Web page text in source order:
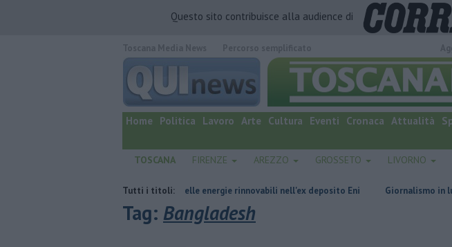
Questo sito contribuisce alla audience di
quotidiano online.
Home Politica Lavoro Arte Cultura Eventi Cronaca Attualità
TOSCANA FIRENZE AREZZO GROSSETO LIVORNO
Tutti i titoli:
Hub delle energie rinnovabili nell'ex deposito Eni Giornalismo in lutto per la
Tag: Bangladesh